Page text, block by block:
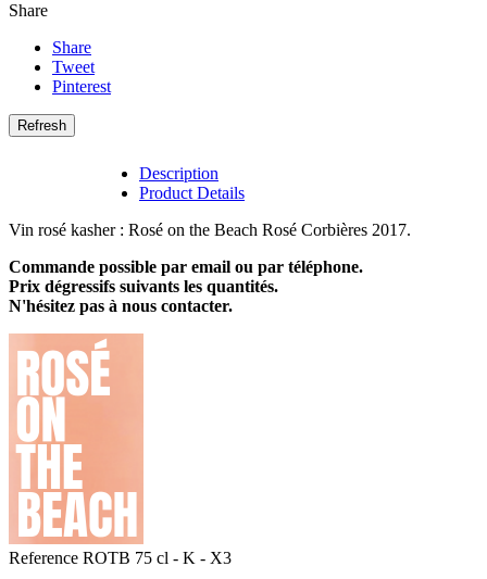
Share
Share
Tweet
Pinterest
Description
Product Details
Vin rosé kasher : Rosé on the Beach Rosé Corbières 2017.
Commande possible par email ou par téléphone.
Prix dégressifs suivants les quantités.
N'hésitez pas à nous contacter.
Reference ROTB 75 cl - K - X3